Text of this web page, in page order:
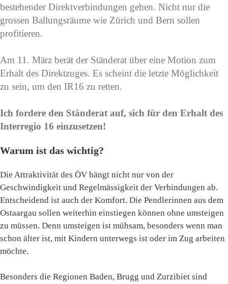
bestehender Direktverbindungen gehen. Nicht nur die
grossen Ballungsräume wie Zürich und Bern sollen
profitieren.
Am 11. März berät der Ständerat über eine Motion zum
Erhalt des Direktzuges. Es scheint die letzte Möglichkeit
zu sein, um den IR16 zu retten.
Ich fordere den Ständerat auf, sich für den Erhalt des
Interregio 16 einzusetzen!
Warum ist das wichtig?
Die Attraktivität des ÖV hängt nicht nur von der
Geschwindigkeit und Regelmässigkeit der Verbindungen ab.
Entscheidend ist auch der Komfort. Die Pendlerinnen aus dem
Ostaargau sollen weiterhin einstiegen können ohne umsteigen
zu müssen. Denn umsteigen ist mühsam, besonders wenn man
schon älter ist, mit Kindern unterwegs ist oder im Zug arbeiten
möchte.
Besonders die Regionen Baden, Brugg und Zurzibiet sind